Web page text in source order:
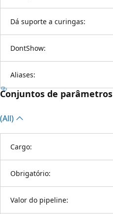
Dá suporte a curingas:
DontShow:
Aliases:
Conjuntos de parâmetros
(All)
Cargo:
Obrigatório:
Valor do pipeline: